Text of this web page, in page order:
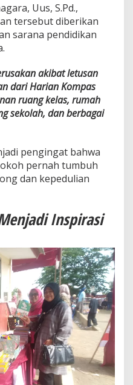
Uus, S.Pd.,
tersebut diberikan
sarana pendidikan
akibat letusan
dari Harian Kompas
ruang kelas, rumah
sekolah, dan berbagai
pengingat bahwa
pernah tumbuh
dan kepedulian
Inspirasi